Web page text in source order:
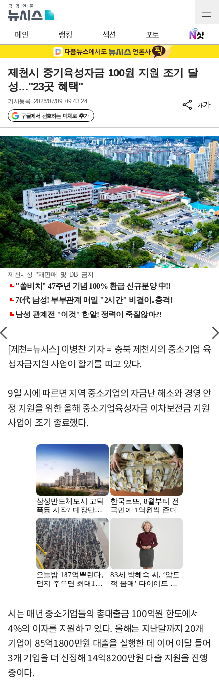
메인 랭킹 섹션 포토
제천시 중기육성자금 100원 지원 조기 달
성…"23곳 혜택"
기사등록 2026/07/09 09:43:24
구글에서 선호하는 매체로 추가
가가
제천시청 *재판매 및 DB 금지
[제천=뉴시스] 이병찬 기자 = 충북 제천시의 중소기업 육
성자금지원 사업이 활기를 띠고 있다.
9일 시에 따르면 지역 중소기업의 자금난 해소와 경영 안
정 지원을 위한 올해 중소기업육성자금 이차보전금 지원
사업이 조기 종료했다.
시는 매년 중소기업들의 총대출금 100억원 한도에서
4%의 이자를 지원하고 있다. 올해는 지난달까지 20개
기업이 85억1800만원 대출을 실행한 데 이어 이달 들어
3개 기업을 더 선정해 14억8200만원 대출 지원을 진행
중이다.